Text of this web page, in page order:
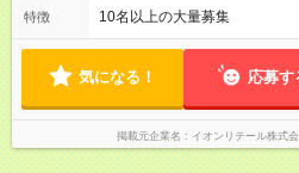
※月の残業時間は平均5時間以
間） 想定労働時間：160時
13：00～22：00 各店舗営業
※月の残業時間は平均5時間
特徴 10名以上の大量募集
気になる！ 応募す
掲載元企業名 イオンリテール株式